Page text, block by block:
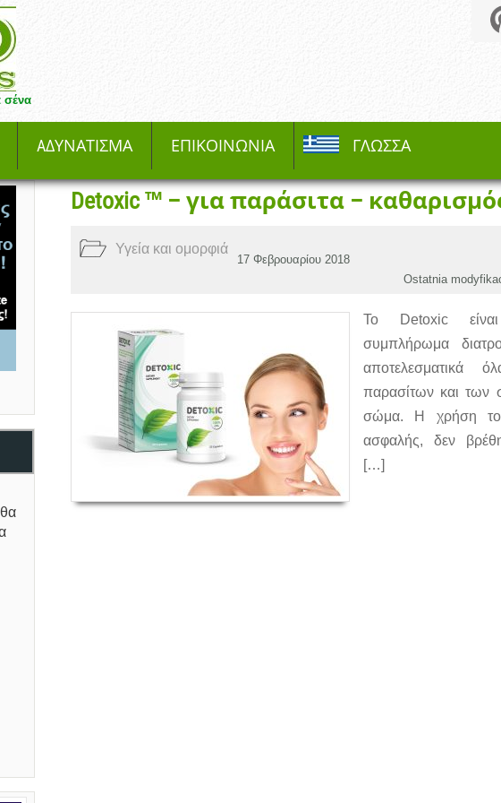
σένα
AΔΥΝΆΤΙΣΜΑ ΕΠΙΚΟΙΝΩΝΊΑ ΓΛΏΣΣΑ
Detoxic ™ – για παράσιτα –
Υγεία και ομορφιά
17 Φεβρουαρίου 2018
Ostatnia
Το Detoxic
συμπλήρωμα
αποτελεσματικά
παρασίτων και των
σώμα. Η χρήση
ασφαλής, δεν
[…]